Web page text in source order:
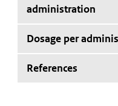
administration
Dosage per
References